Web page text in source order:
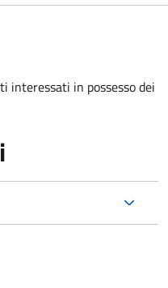
interessati in possesso dei